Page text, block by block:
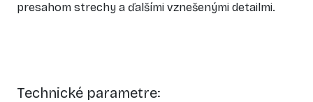
presahom strechy a ďalšími vznešenými detailmi.
Technické parametre: